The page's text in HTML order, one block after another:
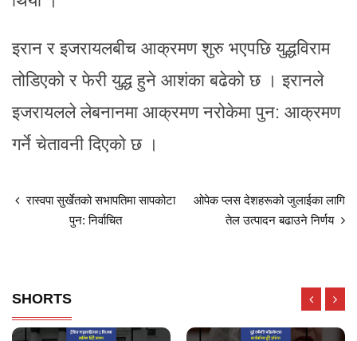
इरान र इजरायलबीच आक्रमण शुरु भएपछि युद्धविराम
तोडिएको र फेरी युद्ध हुने आशंका बढेको छ । इरानले
इजरायलले लेबनानमा आक्रमण नरोकेमा पुन: आक्रमण
गर्ने चेतावनी दिएको छ ।
रास्वपा सुर्खेतको सभापतिमा सापकोटा
पुन: निर्वाचित
ओपेक प्लस देशहरूको जुलाईका लागि
तेल उत्पादन बढाउने निर्णय
SHORTS